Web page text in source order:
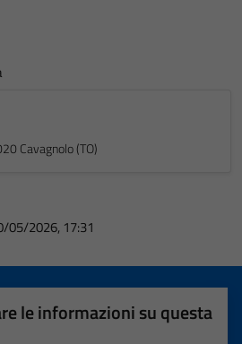
Cavagnolo (TO)
05/2026, 17:31
le informazioni su questa